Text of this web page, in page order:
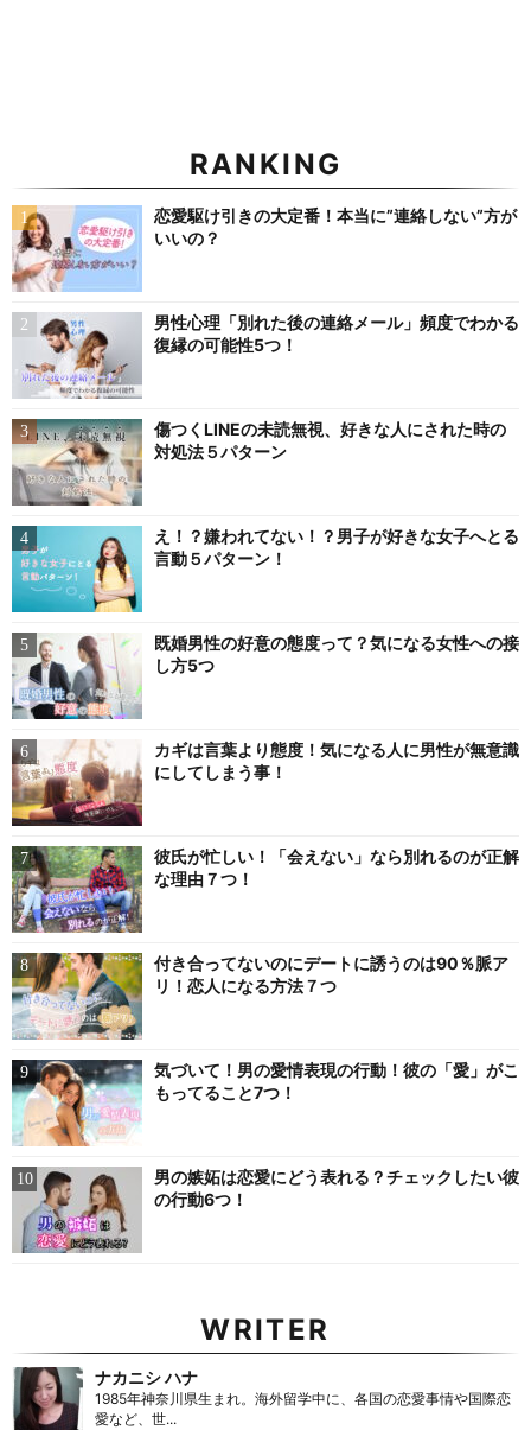
RANKING
恋愛駆け引きの大定番！本当に”連絡しない”方が
いいの？
男性心理「別れた後の連絡メール」頻度でわかる
復縁の可能性5つ！
傷つくLINEの未読無視、好きな人にされた時の
対処法５パターン
え！？嫌われてない！？男子が好きな女子へとる
言動５パターン！
既婚男性の好意の態度って？気になる女性への接
し方5つ
カギは言葉より態度！気になる人に男性が無意識
にしてしまう事！
彼氏が忙しい！「会えない」なら別れるのが正解
な理由７つ！
付き合ってないのにデートに誘うのは90％脈ア
リ！恋人になる方法７つ
気づいて！男の愛情表現の行動！彼の「愛」がこ
もってること7つ！
男の嫉妬は恋愛にどう表れる？チェックしたい彼
の行動6つ！
WRITER
ナカニシ ハナ
1985年神奈川県生まれ。海外留学中に、各国の恋愛事情や国際恋
愛など、世...